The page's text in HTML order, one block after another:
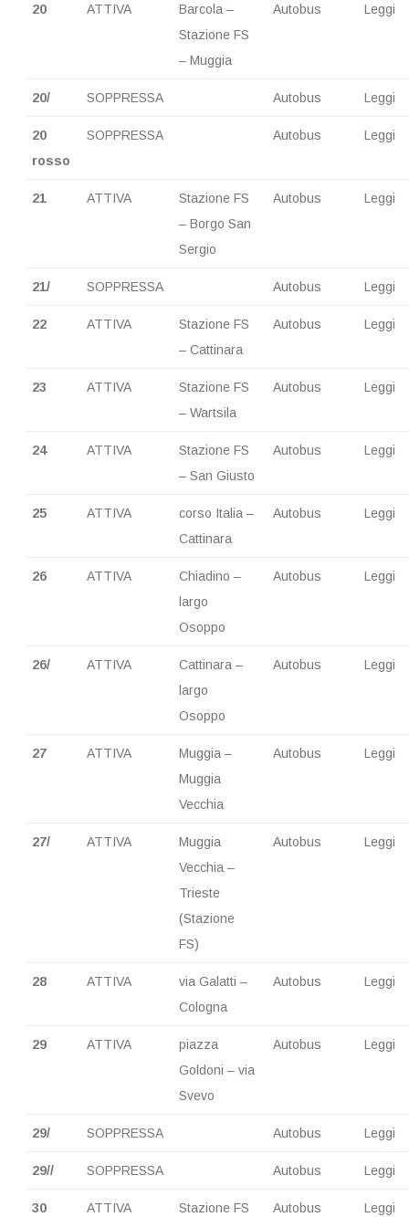
20 ATTIVA
Barcola –
Stazione FS
– Muggia
Autobus Leggi
20/ SOPPRESSA Autobus Leggi
20
rosso
SOPPRESSA Autobus Leggi
21 ATTIVA
Stazione FS
– Borgo San
Sergio
Autobus Leggi
21/ SOPPRESSA Autobus Leggi
22 ATTIVA
Stazione FS
– Cattinara
Autobus Leggi
23 ATTIVA
Stazione FS
– Wartsila
Autobus Leggi
24 ATTIVA
Stazione FS
– San Giusto
Autobus Leggi
25 ATTIVA
corso Italia –
Cattinara
Autobus Leggi
26 ATTIVA
Chiadino –
largo
Osoppo
Autobus Leggi
26/ ATTIVA
Cattinara –
largo
Osoppo
Autobus Leggi
27 ATTIVA
Muggia –
Muggia
Vecchia
Autobus Leggi
27/ ATTIVA
Muggia
Vecchia –
Trieste
(Stazione
FS)
Autobus Leggi
28 ATTIVA
via Galatti –
Cologna
Autobus Leggi
29 ATTIVA
piazza
Goldoni – via
Svevo
Autobus Leggi
29/ SOPPRESSA Autobus Leggi
29// SOPPRESSA Autobus Leggi
30 ATTIVA
Stazione FS
Autobus Leggi